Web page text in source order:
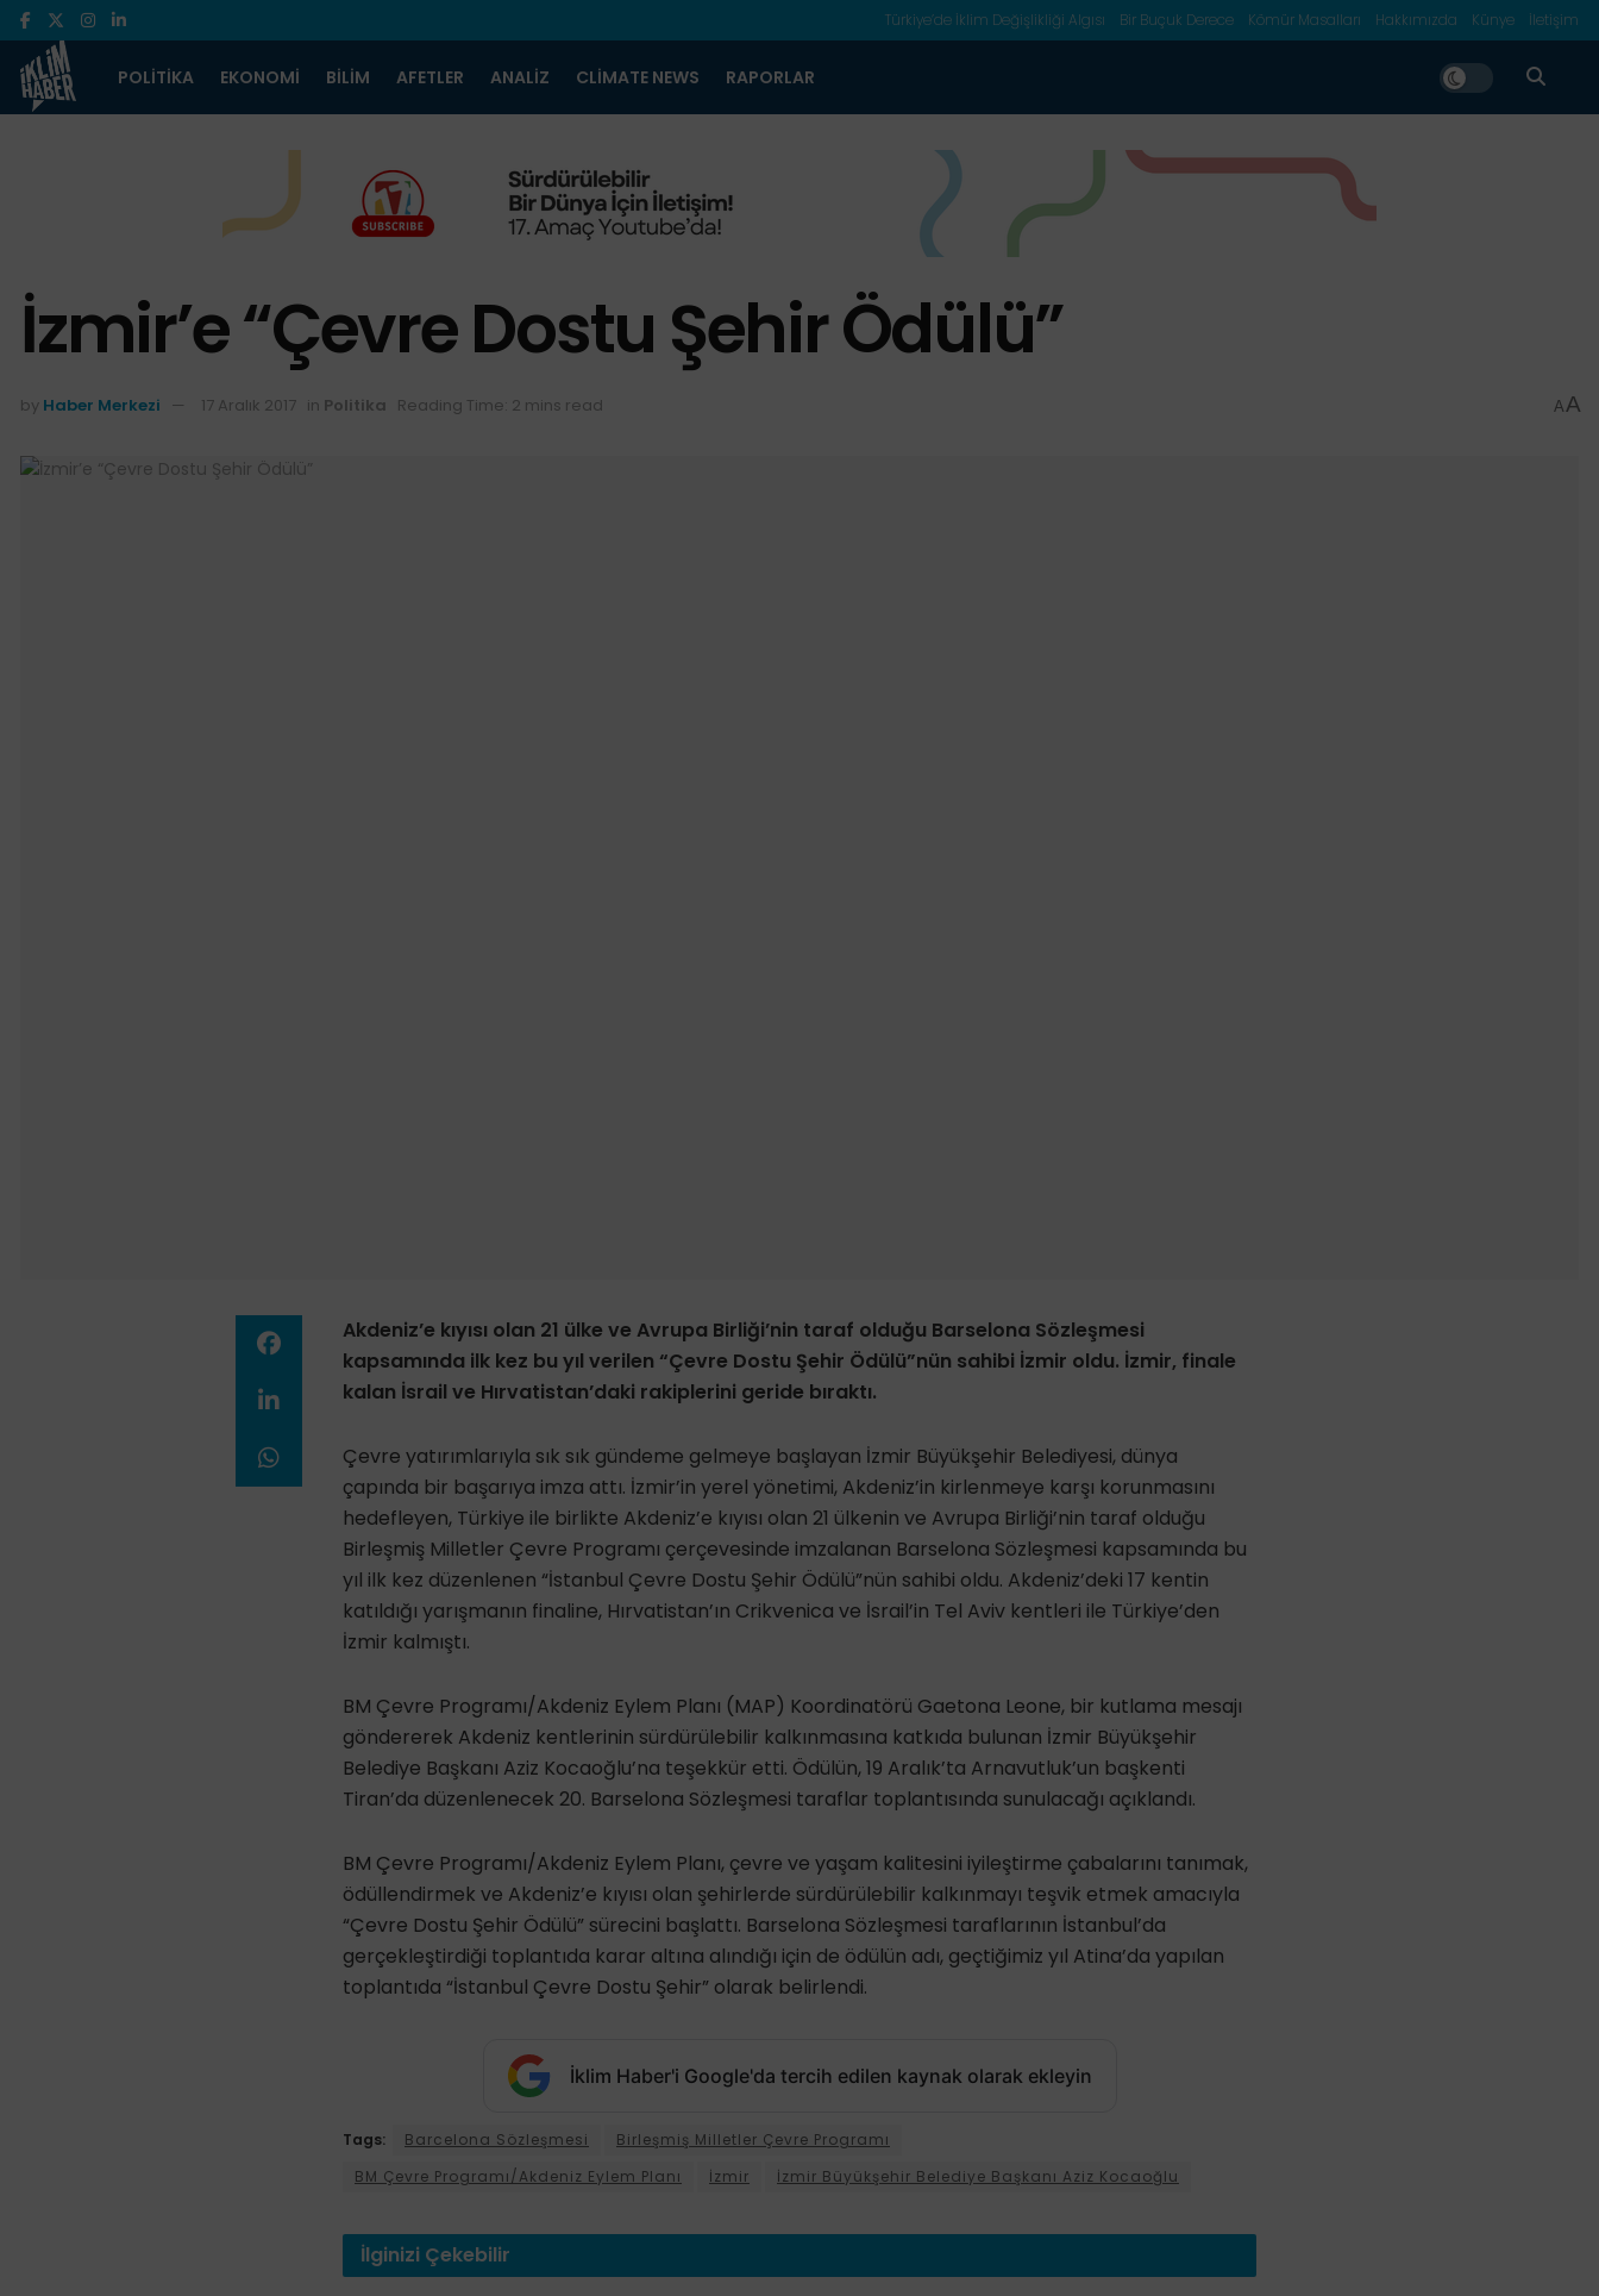
Türkiye’de İklim Değişlikliği Algısı Bir Buçuk Derece Kömür Masalları Hakkımızda Künye İletişim
POLITIKA EKONOMI BILIM AFETLER ANALIZ CLIMATE NEWS RAPORLAR
İzmir’e “Çevre Dostu Şehir Ödülü”
by Haber Merkezi 17 Aralık 2017 in Politika Reading Time: 2 mins read AA
Akdeniz’e kıyısı olan 21 ülke ve Avrupa Birliği’nin taraf olduğu Barselona Sözleşmesi
kapsamında ilk kez bu yıl verilen “Çevre Dostu Şehir Ödülü”nün sahibi İzmir oldu. İzmir, finale
kalan İsrail ve Hırvatistan’daki rakiplerini geride bıraktı.
Çevre yatırımlarıyla sık sık gündeme gelmeye başlayan İzmir Büyükşehir Belediyesi, dünya
çapında bir başarıya imza attı. İzmir’in yerel yönetimi, Akdeniz’in kirlenmeye karşı korunmasını
hedefleyen, Türkiye ile birlikte Akdeniz’e kıyısı olan 21 ülkenin ve Avrupa Birliği’nin taraf olduğu
Birleşmiş Milletler Çevre Programı çerçevesinde imzalanan Barselona Sözleşmesi kapsamında bu
yıl ilk kez düzenlenen “İstanbul Çevre Dostu Şehir Ödülü”nün sahibi oldu. Akdeniz’deki 17 kentin
katıldığı yarışmanın finaline, Hırvatistan’ın Crikvenica ve İsrail’in Tel Aviv kentleri ile Türkiye’den
İzmir kalmıştı.
BM Çevre Programı/Akdeniz Eylem Planı (MAP) Koordinatörü Gaetona Leone, bir kutlama mesajı
göndererek Akdeniz kentlerinin sürdürülebilir kalkınmasına katkıda bulunan İzmir Büyükşehir
Belediye Başkanı Aziz Kocaoğlu’na teşekkür etti. Ödülün, 19 Aralık’ta Arnavutluk’un başkenti
Tiran’da düzenlenecek 20. Barselona Sözleşmesi taraflar toplantısında sunulacağı açıklandı.
BM Çevre Programı/Akdeniz Eylem Planı, çevre ve yaşam kalitesini iyileştirme çabalarını tanımak,
ödüllendirmek ve Akdeniz’e kıyısı olan şehirlerde sürdürülebilir kalkınmayı teşvik etmek amacıyla
“Çevre Dostu Şehir Ödülü” sürecini başlattı. Barselona Sözleşmesi taraflarının İstanbul’da
gerçekleştirdiği toplantıda karar altına alındığı için de ödülün adı, geçtiğimiz yıl Atina’da yapılan
toplantıda “İstanbul Çevre Dostu Şehir” olarak belirlendi.
İklim Haber'i Google'da tercih edilen kaynak olarak ekleyin
Tags: Barcelona Sözleşmesi
Birleşmiş Milletler Çevre Programı
BM Çevre Programı/Akdeniz Eylem Planı
İzmir İzmir Büyükşehir Belediye Başkanı Aziz Kocaoğlu
İlginizi Çekebilir